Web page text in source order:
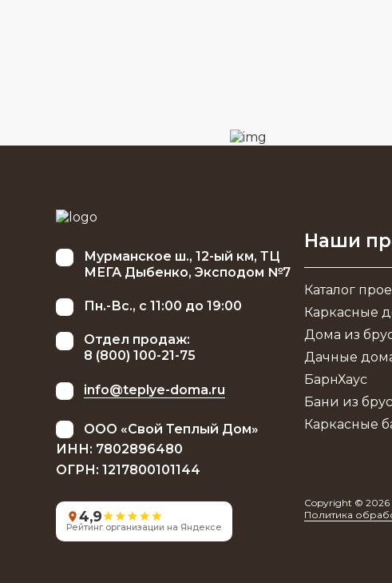
Мурманское ш., 12-ый км, ТЦ
МЕГА Дыбенко, Эксподом №7
Пн.-Вс., с 11:00 до 19:00
Отдел продаж:
8 (800) 100-21-75
info@teplye-doma.ru
ООО «Свой Теплый Дом»
ИНН: 7802896480
ОГРН: 1217800101144
4,9
Рейтинг организации на Яндексе
Наши
Каталог
Каркасные
Дома из
Дачные
БарнХаус
Бани из
Каркасные
Copyright ©
Политика